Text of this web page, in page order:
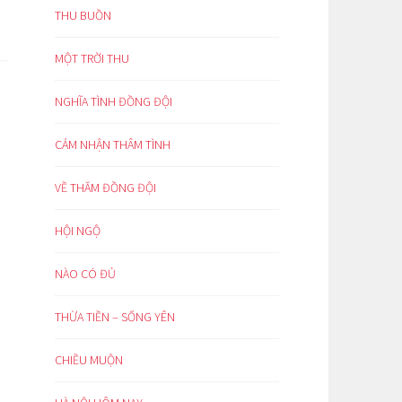
THU BUỒN
MỘT TRỜI THU
NGHĨA TÌNH ĐỒNG ĐỘI
CẢM NHẬN THÂM TÌNH
VỀ THĂM ĐỒNG ĐỘI
HỘI NGỘ
NÀO CÓ ĐỦ
THỪA TIỀN – SỐNG YÊN
CHIỀU MUỘN